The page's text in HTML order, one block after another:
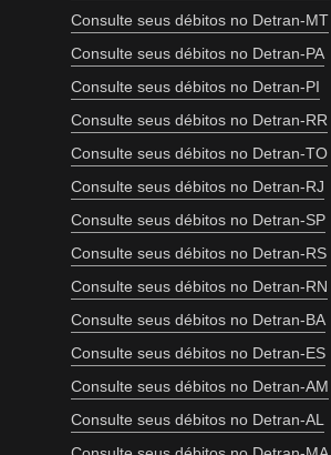
Consulte seus débitos no Detran-MT
Consulte seus débitos no Detran-PA
Consulte seus débitos no Detran-PI
Consulte seus débitos no Detran-RR
Consulte seus débitos no Detran-TO
Consulte seus débitos no Detran-RJ
Consulte seus débitos no Detran-SP
Consulte seus débitos no Detran-RS
Consulte seus débitos no Detran-RN
Consulte seus débitos no Detran-BA
Consulte seus débitos no Detran-ES
Consulte seus débitos no Detran-AM
Consulte seus débitos no Detran-AL